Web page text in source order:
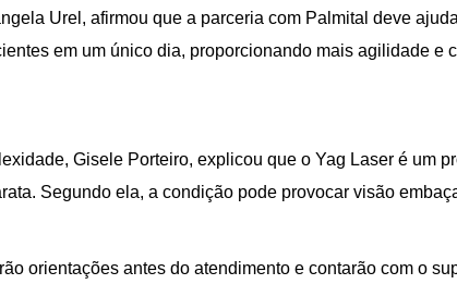
Urel, afirmou que a parceria com Palmital deve
em um único dia, proporcionando mais agilidade
Gisele Porteiro, explicou que o Yag Laser é um
Segundo ela, a condição pode provocar visão
orientações antes do atendimento e contarão com o